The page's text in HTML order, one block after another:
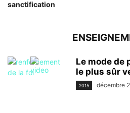
sanctification
Le mode de
le plus sûr
2015 décembre